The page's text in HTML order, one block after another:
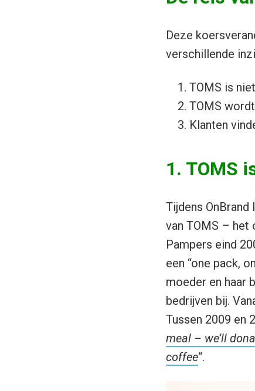
Deze
verschillende
TOMS is
TOMS
Klanten
1. TOMS
Tijdens
van TOMS – het
Pampers eind
een “one pack,
moeder en haar
bedrijven bij.
Tussen 2009 en
meal – we’ll
coffee“.